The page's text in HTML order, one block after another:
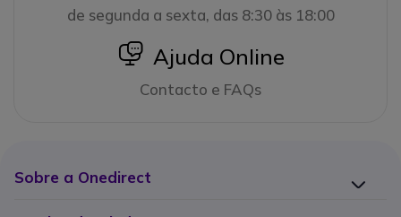
de segunda a sexta, das 8:30 às 18:00
icon
Ajuda Online
Contacto e FAQs
Sobre a Onedirect